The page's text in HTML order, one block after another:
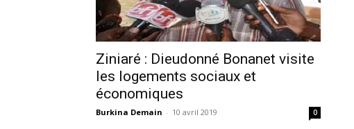
Ziniaré : Dieudonné Bonanet visite
les logements sociaux et
économiques
Burkina Demain - 10 avril 2019 0